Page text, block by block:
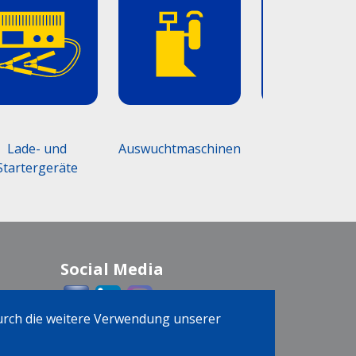
die weitere Verwendung unserer
Lade- und
Auswuchtmaschinen
Social Media